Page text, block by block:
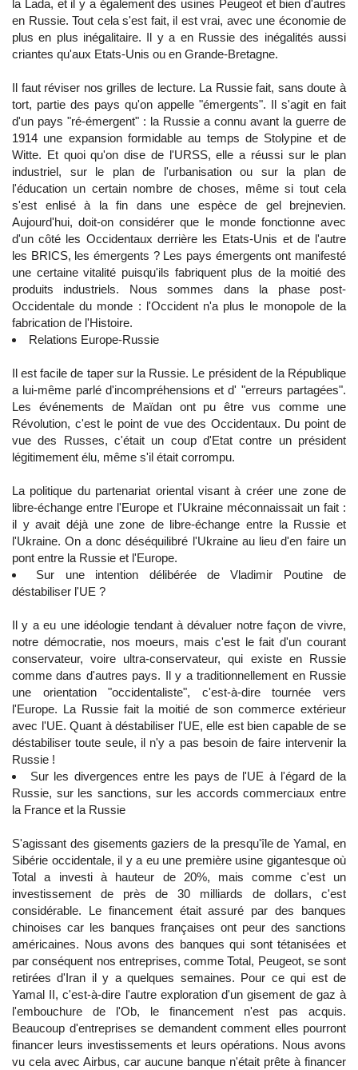
la Lada, et il y a également des usines Peugeot et bien d'autres
en Russie. Tout cela s'est fait, il est vrai, avec une économie de
plus en plus inégalitaire. Il y a en Russie des inégalités aussi
criantes qu'aux Etats-Unis ou en Grande-Bretagne.
Il faut réviser nos grilles de lecture. La Russie fait, sans doute à
tort, partie des pays qu'on appelle "émergents". Il s'agit en fait
d'un pays "ré-émergent" : la Russie a connu avant la guerre de
1914 une expansion formidable au temps de Stolypine et de
Witte. Et quoi qu'on dise de l'URSS, elle a réussi sur le plan
industriel, sur le plan de l'urbanisation ou sur la plan de
l'éducation un certain nombre de choses, même si tout cela
s'est enlisé à la fin dans une espèce de gel brejnevien.
Aujourd'hui, doit-on considérer que le monde fonctionne avec
d'un côté les Occidentaux derrière les Etats-Unis et de l'autre
les BRICS, les émergents ? Les pays émergents ont manifesté
une certaine vitalité puisqu'ils fabriquent plus de la moitié des
produits industriels. Nous sommes dans la phase post-
Occidentale du monde : l'Occident n'a plus le monopole de la
fabrication de l'Histoire.
Relations Europe-Russie
Il est facile de taper sur la Russie. Le président de la République
a lui-même parlé d'incompréhensions et d' "erreurs partagées".
Les événements de Maïdan ont pu être vus comme une
Révolution, c'est le point de vue des Occidentaux. Du point de
vue des Russes, c'était un coup d'Etat contre un président
légitimement élu, même s'il était corrompu.
La politique du partenariat oriental visant à créer une zone de
libre-échange entre l'Europe et l'Ukraine méconnaissait un fait :
il y avait déjà une zone de libre-échange entre la Russie et
l'Ukraine. On a donc déséquilibré l'Ukraine au lieu d'en faire un
pont entre la Russie et l'Europe.
Sur une intention délibérée de Vladimir Poutine de
déstabiliser l'UE ?
Il y a eu une idéologie tendant à dévaluer notre façon de vivre,
notre démocratie, nos moeurs, mais c'est le fait d'un courant
conservateur, voire ultra-conservateur, qui existe en Russie
comme dans d'autres pays. Il y a traditionnellement en Russie
une orientation "occidentaliste", c'est-à-dire tournée vers
l'Europe. La Russie fait la moitié de son commerce extérieur
avec l'UE. Quant à déstabiliser l'UE, elle est bien capable de se
déstabiliser toute seule, il n'y a pas besoin de faire intervenir la
Russie !
Sur les divergences entre les pays de l'UE à l'égard de la
Russie, sur les sanctions, sur les accords commerciaux entre
la France et la Russie
S'agissant des gisements gaziers de la presqu'île de Yamal, en
Sibérie occidentale, il y a eu une première usine gigantesque où
Total a investi à hauteur de 20%, mais comme c'est un
investissement de près de 30 milliards de dollars, c'est
considérable. Le financement était assuré par des banques
chinoises car les banques françaises ont peur des sanctions
américaines. Nous avons des banques qui sont tétanisées et
par conséquent nos entreprises, comme Total, Peugeot, se sont
retirées d'Iran il y a quelques semaines. Pour ce qui est de
Yamal II, c'est-à-dire l'autre exploration d'un gisement de gaz à
l'embouchure de l'Ob, le financement n'est pas acquis.
Beaucoup d'entreprises se demandent comment elles pourront
financer leurs investissements et leurs opérations. Nous avons
vu cela avec Airbus, car aucune banque n'était prête à financer